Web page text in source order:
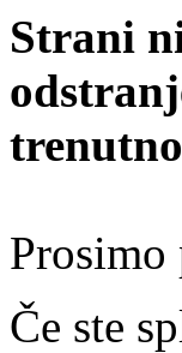
Strani
Prosimo
Če ste